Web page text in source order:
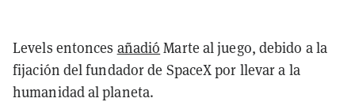
Levels entonces añadió Marte al juego, debido a la
fijación del fundador de SpaceX por llevar a la
humanidad al planeta.